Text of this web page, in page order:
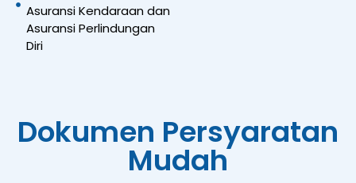
Asuransi Kendaraan dan
Asuransi Perlindungan
Diri
Dokumen Persyaratan
Mudah